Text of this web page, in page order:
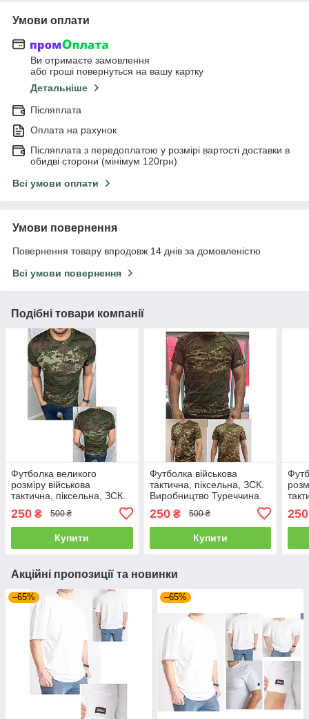
Умови оплати
Ви отримаєте замовлення
або гроші повернуться на вашу картку
Детальніше
Післяплата
Оплата на рахунок
Післяплата з передоплатою у розмірі вартості доставки в
обидві сторони (мінімум 120грн)
Всі умови оплати
Умови повернення
Повернення товару впродовж 14 днів за домовленістю
Всі умови повернення
Подібні товари компанії
Футболка великого
розміру військова
тактична, піксельна, ЗСК.
Виробництво Туреччина.
250 ₴ 500 ₴
Купити
Футболка військова
тактична, піксельна, ЗСК.
Виробництво Туреччина.
250₴ 500 ₴
Купити
250
Акційні пропозиції та новинки
–65% –65%